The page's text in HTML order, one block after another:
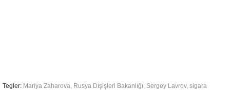
Tegler: Mariya Zaharova, Rusya Dışişleri Bakanlığı, Sergey Lavrov, sigara